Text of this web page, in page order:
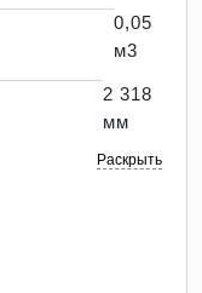
0,05
м3
2 318
мм
Раскрыть